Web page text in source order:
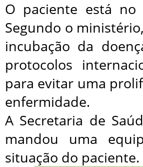
O paciente está no
Segundo o
incubação da
protocolos
para evitar uma
enfermidade.
A Secretaria de
mandou uma
situação do paciente.